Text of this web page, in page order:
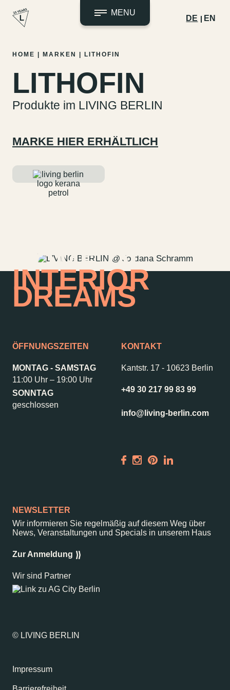
Zum
springen
MENU
DE EN
Kontakt
ALICE Rooftop &
Garden
–
HOME MARKEN LITHOFIN
LITHOFIN
Produkte im LIVING BERLIN
MARKE HIER ERHÄLTLICH
HOME OF
INTERIOR
DREAMS
ÖFFNUNGSZEITEN
MONTAG - SAMSTAG
11:00 Uhr – 19:00 Uhr
SONNTAG
geschlossen
KONTAKT
Kantstr. 17 - 10623 Berlin
+49 30 217 99 83 99
info@living-berlin.com
NEWSLETTER
Wir informieren Sie regelmäßig auf diesem Weg über
News, Veranstaltungen und Specials in unserem Haus
Zur Anmeldung
Wir sind Partner
© LIVING BERLIN
Impressum